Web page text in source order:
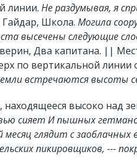
линии. Не раздумывая, я
Гайдар, Школа. Могила
высечены следующие
Два капитана. ||
по вертикальной линии
встречаются высоты
находящееся высоко над
сияет И пышных
месяц глядит с заоблачных
пикировщиков, ---